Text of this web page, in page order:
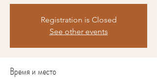
Registration is Closed
See other events
Время и место